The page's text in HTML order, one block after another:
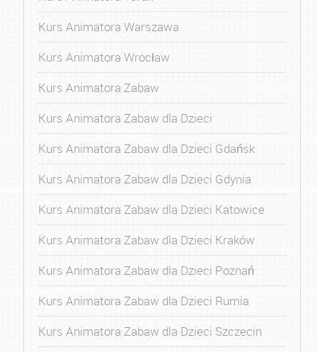
Kurs Animatora Warszawa
Kurs Animatora Wrocław
Kurs Animatora Zabaw
Kurs Animatora Zabaw dla Dzieci
Kurs Animatora Zabaw dla Dzieci Gdańsk
Kurs Animatora Zabaw dla Dzieci Gdynia
Kurs Animatora Zabaw dla Dzieci Katowice
Kurs Animatora Zabaw dla Dzieci Kraków
Kurs Animatora Zabaw dla Dzieci Poznań
Kurs Animatora Zabaw dla Dzieci Rumia
Kurs Animatora Zabaw dla Dzieci Szczecin